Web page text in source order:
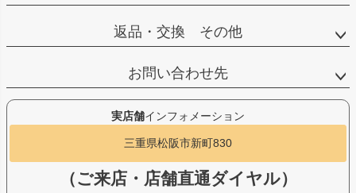
返品・交換 その他
お問い合わせ先
実店舗インフォメーション
三重県松阪市新町830
（ご来店・店舗直通ダイヤル）